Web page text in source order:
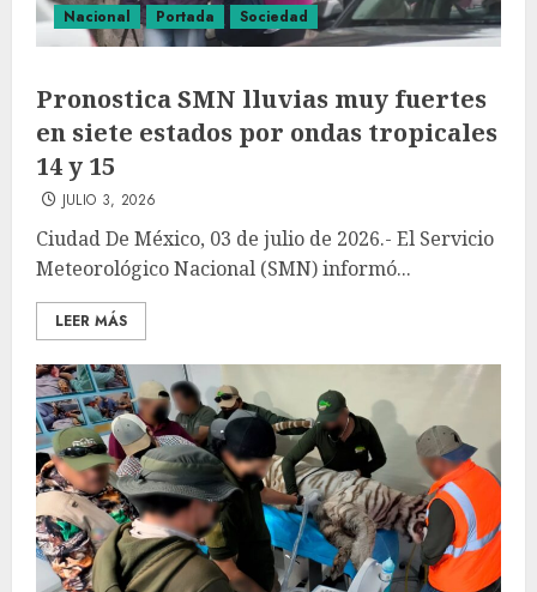
Nacional Portada Sociedad
Pronostica SMN lluvias muy fuertes
en siete estados por ondas tropicales
14 y 15
JULIO 3, 2026
Ciudad De México, 03 de julio de 2026.- El Servicio
Meteorológico Nacional (SMN) informó...
LEER MÁS